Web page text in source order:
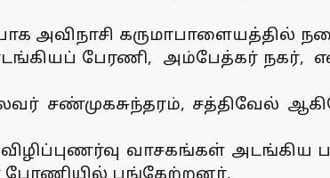
அவிநாசி கருமாபாளையத்தில்
பேரணி, அம்பேத்கர் நகர்,
சண்முகசுந்தரம், சத்திவேல்
வாசகங்கள் அடங்கிய
பங்கேற்றனர்.